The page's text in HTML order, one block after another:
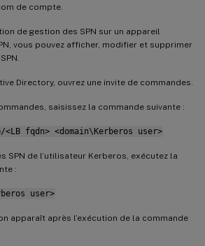
de compte.
de gestion des SPN sur un appareil
vous pouvez afficher, modifier et supprimer
Directory, ouvrez une invite de commandes.
saisissez la commande suivante :
fqdn> <domain\Kerberos user>
SPN de l’utilisateur Kerberos, exécutez la
:
user>
apparaît après l’exécution de la commande